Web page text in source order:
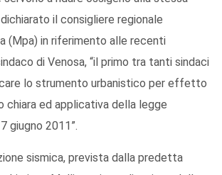
il consigliere regionale
(Mpa) in riferimento alle recenti
di Venosa, “il primo tra tanti sindaci
lo strumento urbanistico per effetto
chiara ed applicativa della legge
giugno 2011”.
sismica, prevista dalla predetta